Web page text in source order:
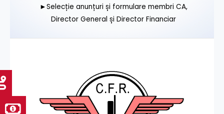
►Selecție anunțuri și formulare membri CA,
Director General și Director Financiar